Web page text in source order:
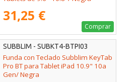
31,25 €
Comprar
SUBBLIM - SUBKT4-BTPI03
Funda con Teclado Subblim KeyTab
Pro BT para Tablet iPad 10.9" 10a
Gen/ Negra